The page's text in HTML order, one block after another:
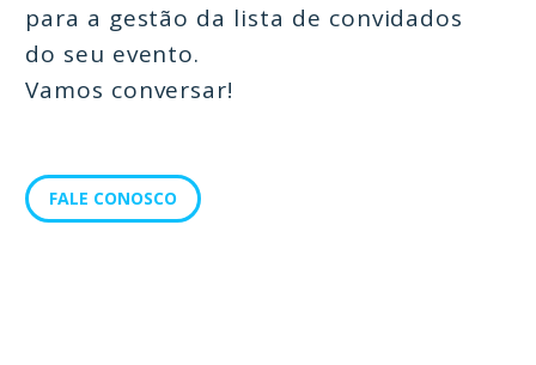
para a gestão da lista de convidados
do seu evento.
Vamos conversar!
FALE CONOSCO